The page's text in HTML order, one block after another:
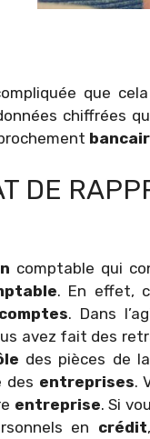
que
chiffrées
DE
comptable qui
. En effet,
comptes. Dans
avez fait des
des pièces de la
des entreprises.
entreprise. Si
en crédit